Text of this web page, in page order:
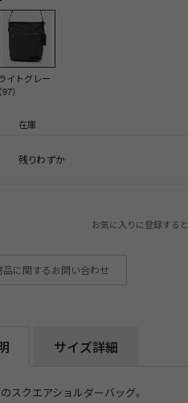
イトグレー
（97）
在庫
残りわずか
お気に入りに登録すると
品に関するお問い合わせ
サイズ詳細
スクエアショルダーバッグ。